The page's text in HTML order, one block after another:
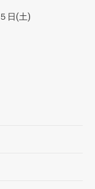
日(土)